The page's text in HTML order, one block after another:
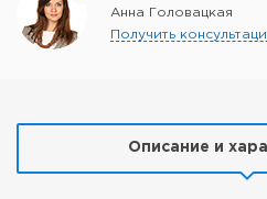
Анна Головацкая
Получить
Описание и